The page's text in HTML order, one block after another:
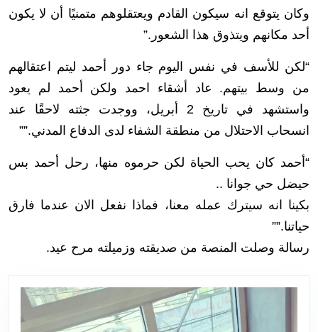
وكان يتوقع انه سيكون القادم ويعتقلوهم متمنيًا أن لا يكون
أحد مكانهم ويتذوق هذا الشعور.”
“لكن للأسف في نفس اليوم جاء دور أحمد ليتم اعتقالهم
من وسط بيتهم. عاد أشقاء احمد ولكن أحمد لم يعود
واستشهد في تاريخ 2 أبريل، ووجدت جثته لاحقًا عند
انسحاب الاحتلال من منطقة الشفاء لدى الدفاع المدني.””
“أحمد كان يحب الحياة لكن حرموه منها، رحل أحمد بس
حيضل حي جوانا ..
بكينا انه سيترك عمله معنا، فماذا نفعل الان عندما فارق
حياتنا.””
رسالة وصلت المنصة من صديقته وزميلته مرح عيد.